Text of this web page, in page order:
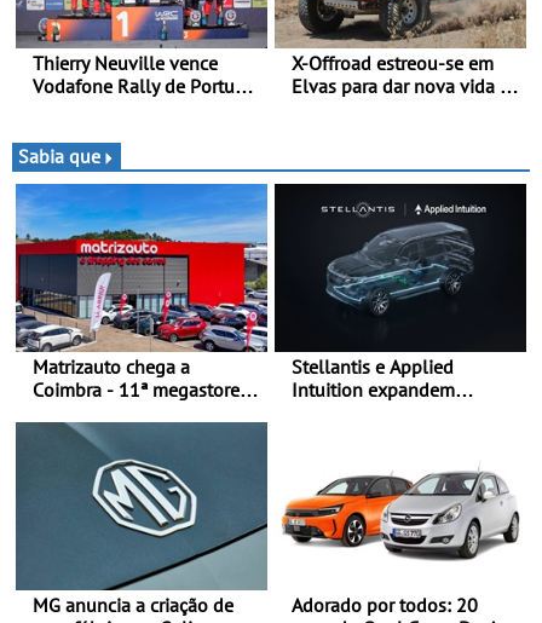
Thierry Neuville vence
Vodafone Rally de Portugal
X-Offroad estreou-se em
Elvas para dar nova vida às
pilotos no Alto Alentejo,
com viaturas T0, T8 e TA
em competição
Sabia que
Matrizauto chega a
Coimbra - 11ª megastore
na Região Centro
Stellantis e Applied
Intuition expandem
melhorar a experiência dos
clientes
MG anuncia a criação de
Adorado por todos: 20